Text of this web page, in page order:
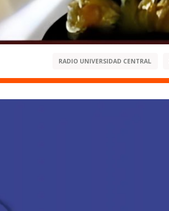
RADIO UNIVERSIDAD CENTRAL